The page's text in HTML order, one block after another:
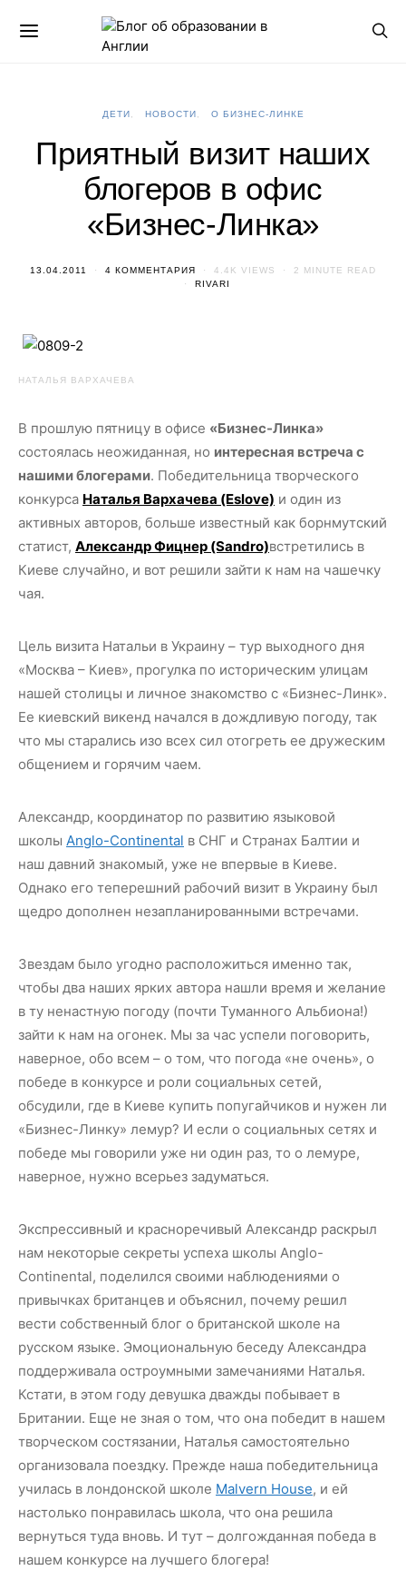
ДЕТИ НОВОСТИ О БИЗНЕС-ЛИНКЕ
Приятный визит наших
блогеров в офис
«Бизнес-Линка»
13.04.2011 4 КОММЕНТАРИЯ 4.4K VIEWS
2 MINUTE READ
RIVARI
НАТАЛЬЯ ВАРХАЧЕВА
В прошлую пятницу в офисе «Бизнес-Линка»
состоялась неожиданная, но интересная встреча с
нашими блогерами. Победительница творческого
конкурса Наталья Вархачева (Eslove) и один из
активных авторов, больше известный как борнмутский
статист, Александр Фицнер (Sandro)встретились в
Киеве случайно, и вот решили зайти к нам на чашечку
чая.
Цель визита Натальи в Украину – тур выходного дня
«Москва – Киев», прогулка по историческим улицам
нашей столицы и личное знакомство с «Бизнес-Линк».
Ее киевский викенд начался в дождливую погоду, так
что мы старались изо всех сил отогреть ее дружеским
общением и горячим чаем.
Александр, координатор по развитию языковой
школы Anglo-Continental в СНГ и Странах Балтии и
наш давний знакомый, уже не впервые в Киеве.
Однако его теперешний рабочий визит в Украину был
щедро дополнен незапланированными встречами.
Звездам было угодно расположиться именно так,
чтобы два наших ярких автора нашли время и желание
в ту ненастную погоду (почти Туманного Альбиона!)
зайти к нам на огонек. Мы за час успели поговорить,
наверное, обо всем – о том, что погода «не очень», о
победе в конкурсе и роли социальных сетей,
обсудили, где в Киеве купить попугайчиков и нужен ли
«Бизнес-Линку» лемур? И если о социальных сетях и
победе мы говорили уже ни один раз, то о лемуре,
наверное, нужно всерьез задуматься.
Экспрессивный и красноречивый Александр раскрыл
нам некоторые секреты успеха школы Anglo-
Continental, поделился своими наблюдениями о
привычках британцев и объяснил, почему решил
вести собственный блог о британской школе на
русском языке. Эмоциональную беседу Александра
поддерживала остроумными замечаниями Наталья.
Кстати, в этом году девушка дважды побывает в
Британии. Еще не зная о том, что она победит в нашем
творческом состязании, Наталья самостоятельно
организовала поездку. Прежде наша победительница
училась в лондонской школе Malvern House, и ей
настолько понравилась школа, что она решила
вернуться туда вновь. И тут – долгожданная победа в
нашем конкурсе на лучшего блогера!